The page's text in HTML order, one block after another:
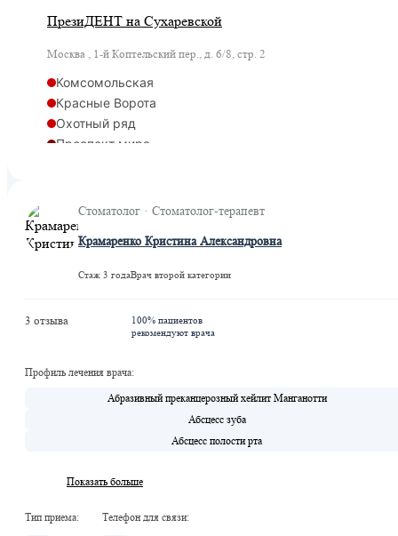
ПрезиДЕНТ на Сухаревской
Москва , 1-й Коптельский пер., д. 6/8, стр. 2
Комсомольская
Красные Ворота
Охотный ряд
Проспект мира
Сухаревская
Рижская
Стоматолог · Стоматолог-терапевт
Крамаренко Кристина Александровна
Стаж 3 годаВрач второй категории
3 отзыва
100% пациентов
рекомендуют врача
Профиль лечения врача:
Абразивный преканцерозный хейлит Манганотти
Абсцесс зуба
Абсцесс полости рта
Показать больше
Тип приема: Телефон для связи: